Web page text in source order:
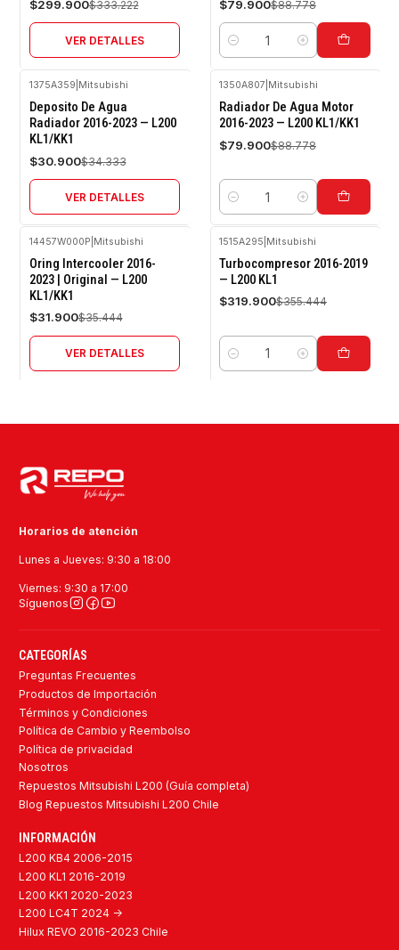
$299.900$333.222
VER DETALLES
$79.900$88.778
Cantidad
-10%
OFF
Agotado
1375A359 Mitsubishi
Deposito De Agua
Radiador 2016-2023 — L200
KL1/KK1
$30.900$34.333
VER DETALLES
-10%
OFF
1350A807 Mitsubishi
Radiador De Agua Motor
2016-2023 — L200 KL1/KK1
$79.900$88.778
Cantidad
-10%
OFF
Agotado
14457W000P Mitsubishi
Oring Intercooler 2016-
2023 | Original — L200
KL1/KK1
$31.900$35.444
VER DETALLES
-10%
OFF
1515A295 Mitsubishi
Turbocompresor 2016-2019
— L200 KL1
$319.900$355.444
Cantidad
Horarios de atención
Lunes a Jueves: 9:30 a 18:00
Viernes: 9:30 a 17:00
Síguenos
CATEGORÍAS
Preguntas Frecuentes
Productos de Importación
Términos y Condiciones
Política de Cambio y Reembolso
Política de privacidad
Nosotros
Repuestos Mitsubishi L200 (Guía completa)
Blog Repuestos Mitsubishi L200 Chile
INFORMACIÓN
L200 KB4 2006-2015
L200 KL1 2016-2019
L200 KK1 2020-2023
L200 LC4T 2024 ->
Hilux REVO 2016-2023 Chile